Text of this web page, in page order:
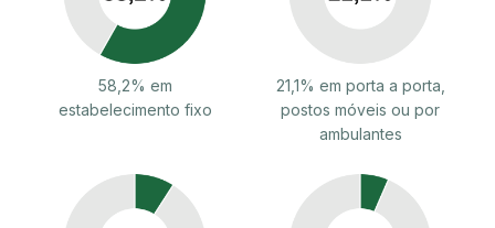
58,2% em
estabelecimento fixo
21,1% em porta a porta,
postos móveis ou por
ambulantes